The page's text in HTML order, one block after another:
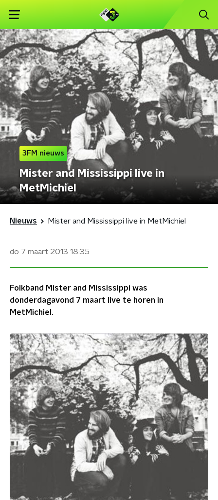
3FM nieuws
Mister and Mississippi live in
MetMichiel
Nieuws Mister and Mississippi live in MetMichiel
do 7 maart 2013 18:35
Folkband Mister and Mississippi was
donderdagavond 7 maart live te horen in
MetMichiel.